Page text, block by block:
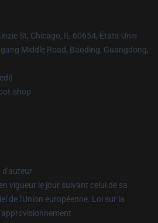
St, Chicago, IL 60654, États-Unis
Middle Road, Baoding, Guangdong,
d'auteur
vigueur le jour suivant celui de sa
de l'Union européenne. Loi sur la